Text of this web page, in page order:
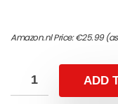
Amazon.nl Price:€25.99(as
ADD